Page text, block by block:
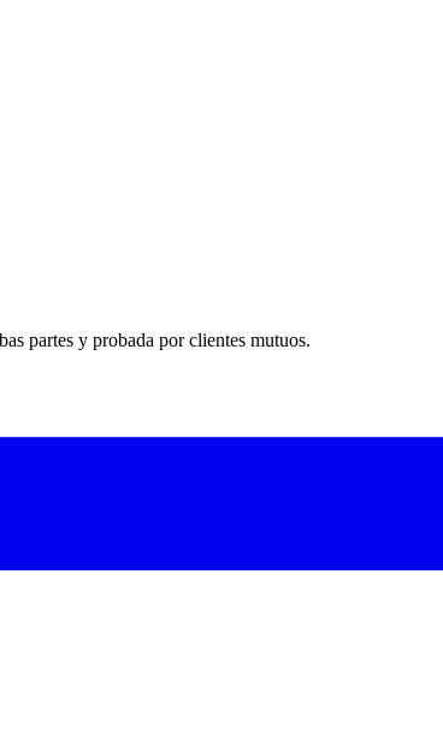
partes y probada por clientes mutuos.